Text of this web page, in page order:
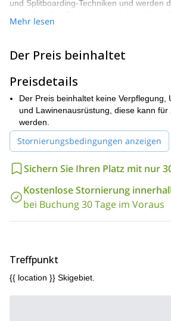
und Splitboarding-Techniken und werden
und unterhaltsam halten. Das Programm
danach einer unserer Frühlings-Ski-
Skifahrer/Snowboarder auf den Skipisten
Dieses Programm ist eine großartige
um alle Grundlagen des Skitourens und
Hinterland abzudecken. Sie erhalten
sich im selben Saison für sowohl das AST
Programm anmelden.
Mehr lesen
Der Preis beinhaltet
Preisdetails
Der Preis beinhaltet keine Verpflegung,
und Lawinenausrüstung, diese kann für
werden.
Stornierungsbedingungen anzeigen
Sichern Sie Ihren Platz mit nur
Kostenlose Stornierung
bei Buchung 30 Tage im Voraus
Treffpunkt
{{ location }} Skigebiet.